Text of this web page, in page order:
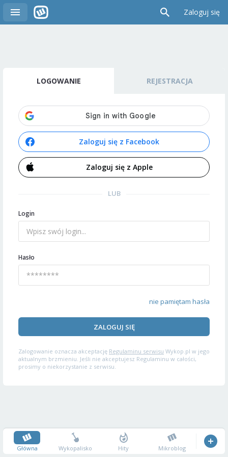
Zaloguj się
LOGOWANIE REJESTRACJA
Zaloguj się z Facebook
Zaloguj się z Apple
LUB
Login
Hasło
nie pamiętam hasła
ZALOGUJ SIĘ
Zalogowanie oznacza akceptację Regulaminu serwisu Wykop.pl w jego
aktualnym brzmieniu. Jeśli nie akceptujesz Regulaminu w całości,
prosimy o niekorzystanie z serwisu.
Główna Wykopalisko Hity Mikroblog